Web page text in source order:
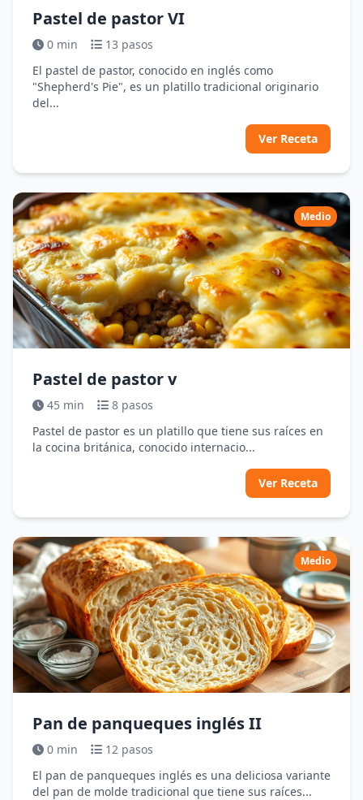
Pastel de pastor VI
0 min
13 pasos
El pastel de pastor, conocido en inglés como
"Shepherd's Pie", es un platillo tradicional originario
del...
Ver Receta
Medio
Pastel de pastor v
45 min
8 pasos
Pastel de pastor es un platillo que tiene sus raíces en
la cocina británica, conocido internacio...
Ver Receta
Medio
Pan de panqueques inglés II
0 min
12 pasos
El pan de panqueques inglés es una deliciosa variante
del pan de molde tradicional que tiene sus raíces...